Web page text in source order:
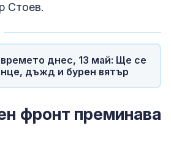
Стоев.
времето днес, 13 май: Ще се
дъжд и бурен вятър
фронт преминава